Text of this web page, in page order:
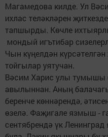
Магамедова килде. Ул
ихлас теләкләрен
тапшырды. Көчле
мондый игътибар
Чын күңелдән
тойгылар уятучан.
Вәсим Харис улы тумышы
авылыннан. Аның
беренче көннәрендә,
өзелә. Фаҗигале язмыш -
сентябрендә үк